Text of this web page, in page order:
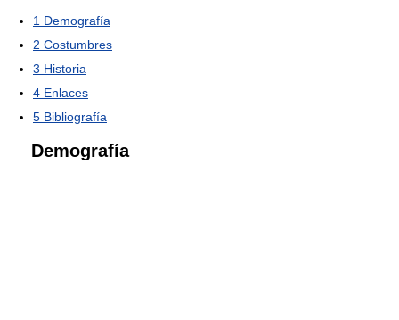
1 Demografía
2 Costumbres
3 Historia
4 Enlaces
5 Bibliografía
Demografía